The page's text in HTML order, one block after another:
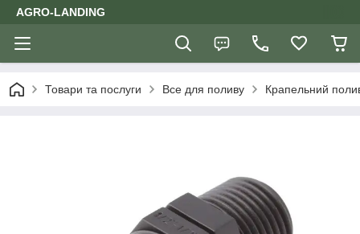
AGRO-LANDING
Товари та послуги Все для поливу Крапельний